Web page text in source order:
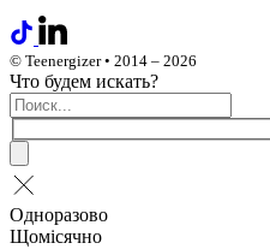
© Teenergizer • 2014 – 2026
Что будем искать?
Одноразово
Щомісячно